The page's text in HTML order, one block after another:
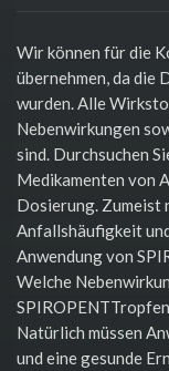
Wir können für die
übernehmen, da die
wurden. Alle
Nebenwirkungen
sind. Durchsuchen
Medikamenten von
Dosierung. Zumeist
Anfallshäufigkeit
Anwendung von
Welche
Natürlich müssen
und eine gesunde